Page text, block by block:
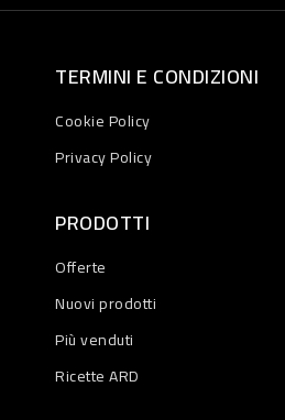
TERMINI E CONDIZIONI
Cookie Policy
Privacy Policy
PRODOTTI
Offerte
Nuovi prodotti
Più venduti
Ricette ARD